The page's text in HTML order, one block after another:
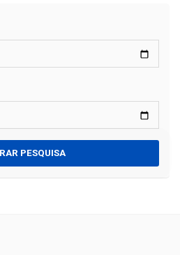
PESQUISA